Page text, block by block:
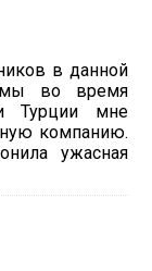
в данной
во время
Турции мне
компанию.
ужасная